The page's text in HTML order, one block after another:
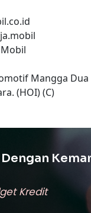
Mangga Dua
(HOI) (C)
Kredit